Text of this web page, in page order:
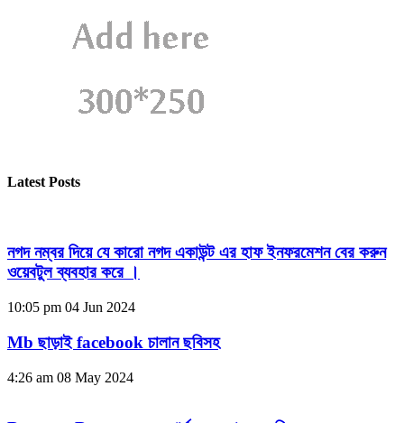
Latest Posts
নগদ নম্বর দিয়ে যে কারো নগদ একাউন্ট এর হাফ ইনফরমেশন বের করুন
ওয়েবটুল ব্যবহার করে ।
10:05 pm 04 Jun 2024
Mb ছাড়াই facebook চালান ছবিসহ
4:26 am 08 May 2024